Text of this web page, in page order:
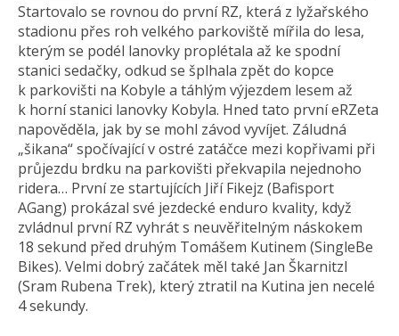
Startovalo se rovnou do první RZ, která z lyžařského
stadionu přes roh velkého parkoviště mířila do lesa,
kterým se podél lanovky proplétala až ke spodní
stanici sedačky, odkud se šplhala zpět do kopce
k parkovišti na Kobyle a táhlým výjezdem lesem až
k horní stanici lanovky Kobyla. Hned tato první eRZeta
napověděla, jak by se mohl závod vyvíjet. Záludná
„šikana“ spočívající v ostré zatáčce mezi kopřivami při
průjezdu brdku na parkovišti překvapila nejednoho
ridera… První ze startujících Jiří Fikejz (Bafisport
AGang) prokázal své jezdecké enduro kvality, když
zvládnul první RZ vyhrát s neuvěřitelným náskokem
18 sekund před druhým Tomášem Kutinem (SingleBe
Bikes). Velmi dobrý začátek měl také Jan Škarnitzl
(Sram Rubena Trek), který ztratil na Kutina jen necelé
4 sekundy.